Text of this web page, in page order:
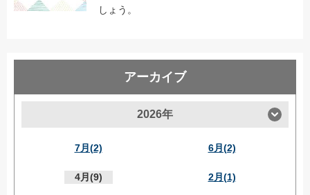
しょう。
アーカイブ
2026年
7月(2) 6月(2)
4月(9) 2月(1)